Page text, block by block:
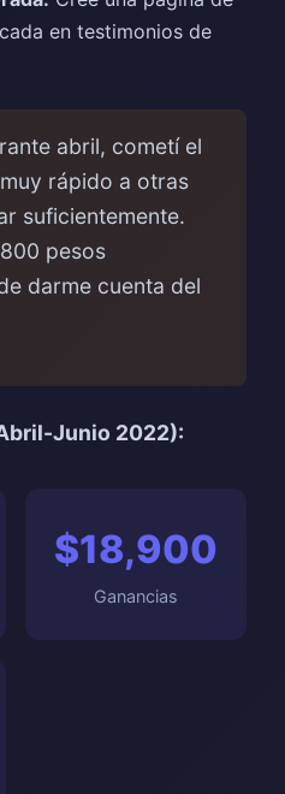
en testimonios de
abril, cometí el
rápido a otras
suficientemente.
pesos
darme cuenta del
Junio 2022):
$18,900
Ganancias